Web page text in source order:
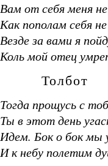
Вам от себя меня
Как пополам себя
Везде за вами я
Коль мой отец
Толбот
Тогда прощусь с
Ты в этот день
Идем. Бок о бок мы
И к небу полетим